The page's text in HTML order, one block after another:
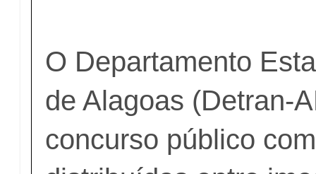
O Departamento
de Alagoas (Detran-
concurso público